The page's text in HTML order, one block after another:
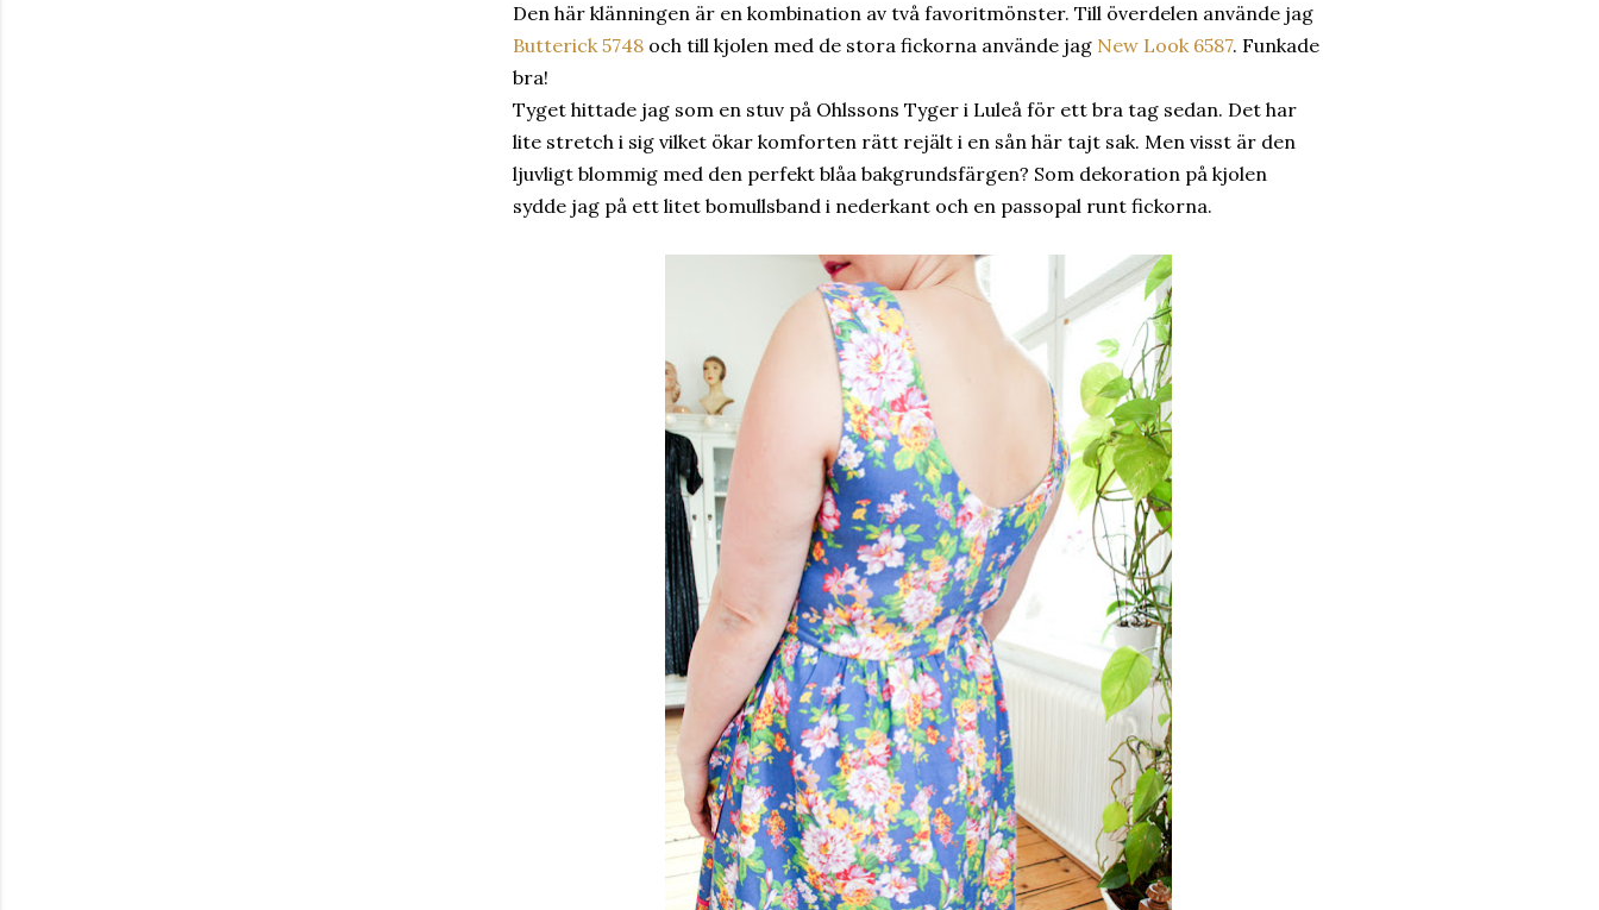
Den här klänningen är en kombination av två favoritmönster. Till överdelen använde jag
Butterick 5748 och till kjolen med de stora fickorna använde jag New Look 6587. Funkade
bra!
Tyget hittade jag som en stuv på Ohlssons Tyger i Luleå för ett bra tag sedan. Det har
lite stretch i sig vilket ökar komforten rätt rejält i en sån här tajt sak. Men visst är den
ljuvligt blommig med den perfekt blåa bakgrundsfärgen? Som dekoration på kjolen
sydde jag på ett litet bomullsband i nederkant och en passopal runt fickorna.